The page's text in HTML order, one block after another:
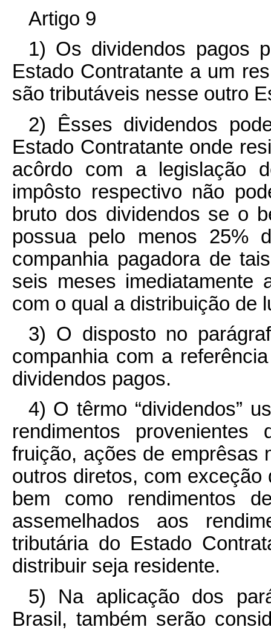
Artigo 9
1) Os dividendos pagos
Estado Contratante a um
são tributáveis nesse outro
2) Êsses dividendos
Estado Contratante onde
acôrdo com a legislação
impôsto respectivo não
bruto dos dividendos se o
possua pelo menos 25%
companhia pagadora de
seis meses imediatamente
com o qual a distribuição de
3) O disposto no
companhia com a
dividendos pagos.
4) O têrmo “dividendos”
rendimentos
fruição, ações de emprêsas
outros diretos, com
bem como rendimentos
assemelhados aos
tributária do Estado
distribuir seja residente.
5) Na aplicação dos
Brasil, também serão